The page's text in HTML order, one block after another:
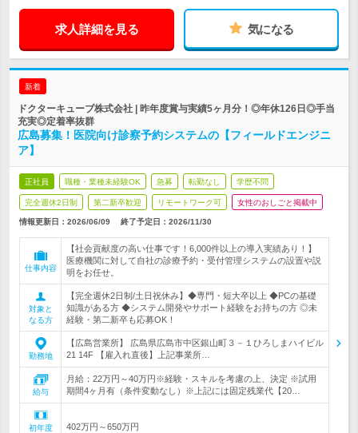
求人詳細を見る 気になる
新着
ドクターキューブ株式会社 | 昨年度賞与実績5ヶ月分！◎年休126日◎手当
充実◎定着率抜群
広島募集！医院向け診察予約システムの【フィールドエンジニ
ア】
正社員 職種・業種未経験OK 急募 転勤なし 学歴不問
完全週休2日制 第二新卒歓迎 リモートワーク可 女性のおしごと掲載中
情報更新日：2026/06/09 終了予定日： 2026/11/30
仕事内容
【社会貢献度の高い仕事です！6,000件以上の導入実績あり！】
医療機関に対して自社の診療予約・受付管理システムの設置や説
明をお任せ。
対象と
なる方
【完全週休2日制/土日祝休み】◆専門・短大卒以上 ◆PCの基礎
知識がある方 ◆システム開発やサポート経験をお持ちの方 ◎未
経験・第二新卒も応募OK！
勤務地
【広島営業所】 広島県広島市中区銀山町３－１ひろしまハイビル
21 14F 【雇入れ直後】上記事業所…
給与
月給：22万円～40万円※経験・スキルを考慮の上、決定 ※試用
期間4ヶ月有（条件変動なし）※上記には固定残業代【20…
初年度
402万円～650万円